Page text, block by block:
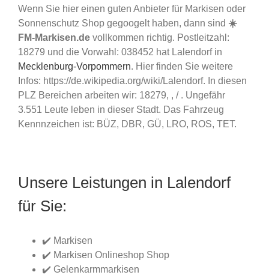
Wenn Sie hier einen guten Anbieter für Markisen oder
Sonnenschutz Shop gegoogelt haben, dann sind ☀️
FM-Markisen.de vollkommen richtig. Postleitzahl:
18279 und die Vorwahl: 038452 hat Lalendorf in
Mecklenburg-Vorpommern. Hier finden Sie weitere
Infos: https://de.wikipedia.org/wiki/Lalendorf. In diesen
PLZ Bereichen arbeiten wir: 18279, , / . Ungefähr
3.551 Leute leben in dieser Stadt. Das Fahrzeug
Kennnzeichen ist: BÜZ, DBR, GÜ, LRO, ROS, TET.
Unsere Leistungen in Lalendorf
für Sie:
✔️ Markisen
✔️ Markisen Onlineshop Shop
✔️ Gelenkarmmarkisen